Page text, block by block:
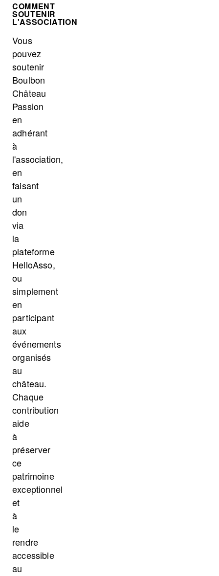
COMMENT
SOUTENIR
L'ASSOCIATION
Vous
pouvez
soutenir
Boulbon
Château
Passion
en
adhérant
à
l'association,
en
faisant
un
don
via
la
plateforme
HelloAsso,
ou
simplement
en
participant
aux
événements
organisés
au
château.
Chaque
contribution
aide
à
préserver
ce
patrimoine
exceptionnel
et
à
le
rendre
accessible
au